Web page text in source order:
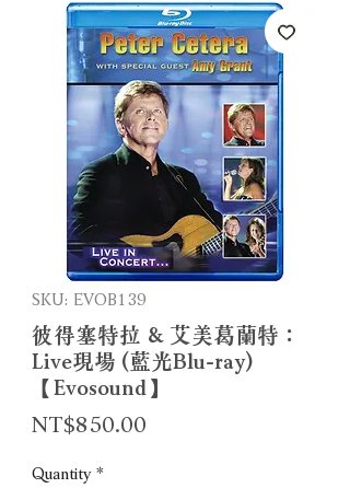
SKU: EVOB139
彼得塞特拉 & 艾美葛蘭特：
Live現場 (藍光Blu-ray)
【Evosound】
NT$850.00
Quantity *